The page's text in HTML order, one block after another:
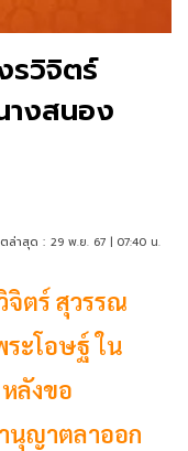
รวิจิตร์
งสนอง
ล่าสุด : 29 พ.ย. 67 | 07:40 น.
จิตร์ สุวรรณ
ะโอษฐ์ ใน
ลังขอ
นุญาตลาออก